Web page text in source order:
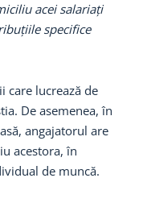
acei salariați
specifice
care lucrează de
De asemenea, în
angajatorul are
acestora, în
de muncă.